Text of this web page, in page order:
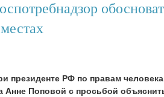
президенте РФ по правам
Анне Поповой с просьбой